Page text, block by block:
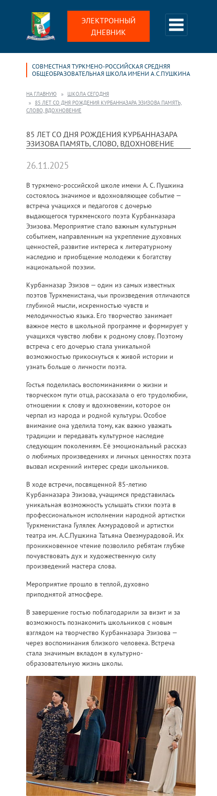
ЭЛЕКТРОННЫЙ
ДНЕВНИК
СОВМЕСТНАЯ ТУРКМЕНО-РОССИЙСКАЯ СРЕДНЯЯ
ОБЩЕОБРАЗОВАТЕЛЬНАЯ ШКОЛА ИМЕНИ А.С.ПУШКИНА
НА ГЛАВНУЮ
ШКОЛА СЕГОДНЯ
85 ЛЕТ СО ДНЯ РОЖДЕНИЯ КУРБАННАЗАРА ЭЗИЗОВА ПАМЯТЬ,
СЛОВО, ВДОХНОВЕНИЕ
85 ЛЕТ СО ДНЯ РОЖДЕНИЯ КУРБАННАЗАРА
ЭЗИЗОВА ПАМЯТЬ, СЛОВО, ВДОХНОВЕНИЕ
26.11.2025
В туркмено-российской школе имени А. С. Пушкина
состоялось значимое и вдохновляющее событие —
встреча учащихся и педагогов с дочерью
выдающегося туркменского поэта Курбанназара
Эзизова. Мероприятие стало важным культурным
событием, направленным на укрепление духовных
ценностей, развитие интереса к литературному
наследию и приобщение молодежи к богатству
национальной поэзии.
Курбанназар Эзизов — один из самых известных
поэтов Туркменистана, чьи произведения отличаются
глубиной мысли, искренностью чувств и
мелодичностью языка. Его творчество занимает
важное место в школьной программе и формирует у
учащихся чувство любви к родному слову. Поэтому
встреча с его дочерью стала уникальной
возможностью прикоснуться к живой истории и
узнать больше о личности поэта.
Гостья поделилась воспоминаниями о жизни и
творческом пути отца, рассказала о его трудолюбии,
отношении к слову и вдохновении, которое он
черпал из народа и родной культуры. Особое
внимание она уделила тому, как важно уважать
традиции и передавать культурное наследие
следующим поколениям. Её эмоциональный рассказ
о любимых произведениях и личных ценностях поэта
вызвал искренний интерес среди школьников.
В ходе встречи, посвященной 85-летию
Курбанназара Эзизова, учащимся представилась
уникальная возможность услышать стихи поэта в
профессиональном исполнении народной артистки
Туркменистана Гулялек Акмурадовой и артистки
театра им. А.С.Пушкина Татьяна Овезмурадовой. Их
проникновенное чтение позволило ребятам глубже
почувствовать дух и художественную силу
произведений мастера слова.
Мероприятие прошло в теплой, духовно
приподнятой атмосфере.
В завершение гостью поблагодарили за визит и за
возможность познакомить школьников с новым
взглядом на творчество Курбанназара Эзизова —
через воспоминания близкого человека. Встреча
стала значимым вкладом в культурно-
образовательную жизнь школы.